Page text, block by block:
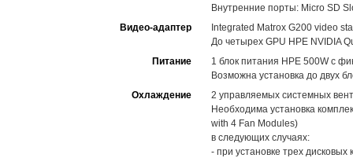
Внутренние порты: Micro SD
Видео-адаптер
Integrated Matrox G200 video
До четырех GPU HPE NVIDIA
Питание
1 блок питания HPE 500W с
Возможна установка до двух
Охлаждение
2 управляемых системных
Необходима установка
with 4 Fan Modules)
в следующих случаях:
- при установке трех дисковых